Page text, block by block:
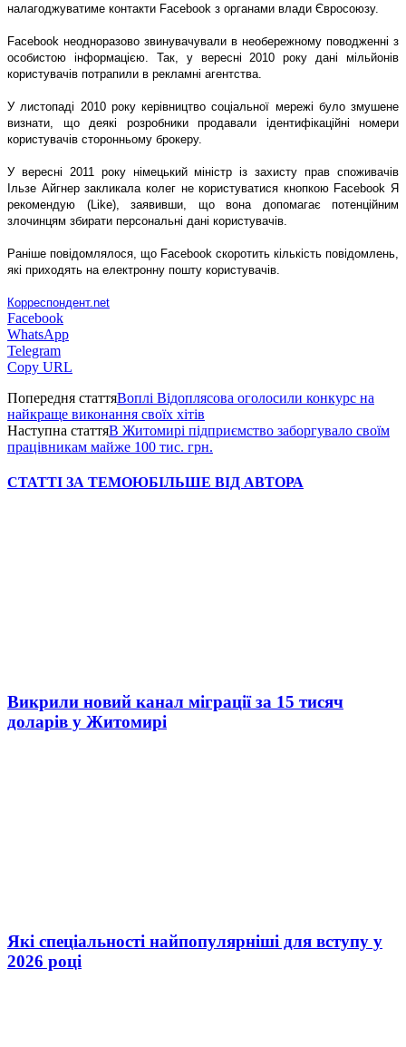
налагоджуватиме контакти Facebook з органами влади Євросоюзу.
Facebook неодноразово звинувачували в необережному поводженні з
особистою інформацією. Так, у вересні 2010 року дані мільйонів
користувачів потрапили в рекламні агентства.
У листопаді 2010 року керівництво соціальної мережі було змушене
визнати, що деякі розробники продавали ідентифікаційні номери
користувачів сторонньому брокеру.
У вересні 2011 року німецький міністр із захисту прав споживачів
Ільзе Айгнер закликала колег не користуватися кнопкою Facebook Я
рекомендую (Like), заявивши, що вона допомагає потенційним
злочинцям збирати персональні дані користувачів.
Раніше повідомлялося, що Facebook скоротить кількість повідомлень,
які приходять на електронну пошту користувачів.
Корреспондент.net
Facebook
WhatsApp
Telegram
Copy URL
Попередня статтяВоплі Відоплясова оголосили конкурс на
найкраще виконання своїх хітів
Наступна статтяВ Житомирі підприємство заборгувало своїм
працівникам майже 100 тис. грн.
СТАТТІ ЗА ТЕМОЮБІЛЬШЕ ВІД АВТОРА
Викрили новий канал міграції за 15 тисяч
доларів у Житомирі
Які спеціальності найпопулярніші для вступу у
2026 році